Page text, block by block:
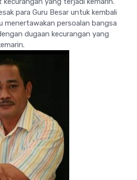
para Guru Besar untuk kembali
menertawakan persoalan bangsa
dugaan kecurangan yang